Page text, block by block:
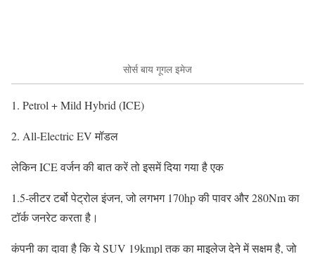
सोर्स बाय गूगल इमेज
1. Petrol + Mild Hybrid (ICE)
2. All-Electric EV मॉडल
लेकिन ICE वर्जन की बात करें तो इसमें दिया गया है एक
1.5-लीटर टर्बो पेट्रोल इंजन, जो लगभग 170hp की पावर और 280Nm का
टॉर्क जनरेट करता है।
कंपनी का दावा है कि ये SUV 19kmpl तक का माइलेज देने में सक्षम है, जो